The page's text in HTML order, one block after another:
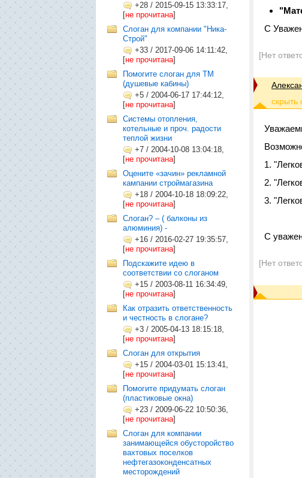
+28 / 2015-09-15 13:33:17,
[не прочитана]
Слоган для компании "Ника-
Строй"
+33 / 2017-09-06 14:11:42,
[не прочитана]
Помогите слоган для ТМ
(душевые кабины)
+5 / 2004-06-17 17:44:12,
[не прочитана]
Системы отопления,
котельные и проч. радости
теплой жизни
+7 / 2004-10-08 13:04:18,
[не прочитана]
Оцените «зачин» рекламной
кампании строймагазина
+18 / 2004-10-18 18:09:22,
[не прочитана]
Слоган? – ( балконы из
алюминия) -
+16 / 2016-02-27 19:35:57,
[не прочитана]
Подскажите идею в
соответствии со слоганом
+15 / 2003-08-11 16:34:49,
[не прочитана]
Как отразить ответственность
и честность в слогане?
+3 / 2005-04-13 18:15:18,
[не прочитана]
Слоган для открытия
+15 / 2004-03-01 15:13:41,
[не прочитана]
Помогите придумать слоган
(пластиковые окна)
+23 / 2009-06-22 10:50:36,
[не прочитана]
Слоган для компании
занимающейся обусторойство
вахтовых поселков
нефтегазоконденсатных
месторождений
C
[Нет
1.
2.
3.
С
[Нет